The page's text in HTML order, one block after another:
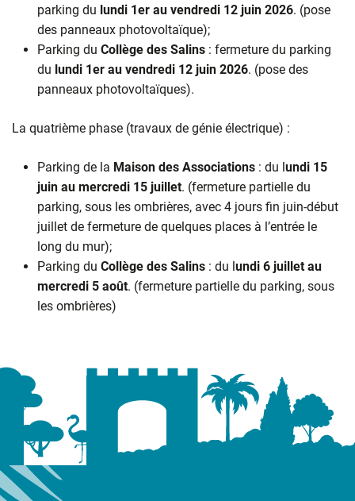
parking du lundi 1er au vendredi 12 juin 2026. (pose
des panneaux photovoltaïque);
Parking du Collège des Salins : fermeture du parking
du lundi 1er au vendredi 12 juin 2026. (pose des
panneaux photovoltaïques).
La quatrième phase (travaux de génie électrique) :
Parking de la Maison des Associations : du lundi 15
juin au mercredi 15 juillet. (fermeture partielle du
parking, sous les ombrières, avec 4 jours fin juin-début
juillet de fermeture de quelques places à l’entrée le
long du mur);
Parking du Collège des Salins : du lundi 6 juillet au
mercredi 5 août. (fermeture partielle du parking, sous
les ombrières)